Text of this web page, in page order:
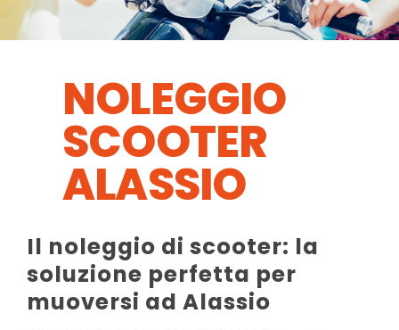
NOLEGGIO
SCOOTER
ALASSIO
Il noleggio di scooter: la
soluzione perfetta per
muoversi ad Alassio